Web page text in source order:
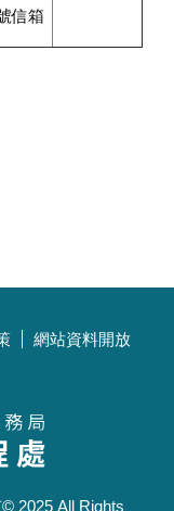
信箱
網站資料開放
2025 All Rights